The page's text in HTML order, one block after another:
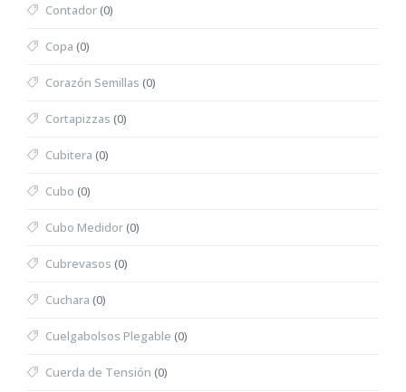
Contador(0)
Copa (0)
Corazón Semillas (0)
Cortapizzas (0)
Cubitera (0)
Cubo (0)
Cubo Medidor(0)
Cubrevasos (0)
Cuchara (0)
Cuelgabolsos Plegable (0)
Cuerda de Tensión (0)